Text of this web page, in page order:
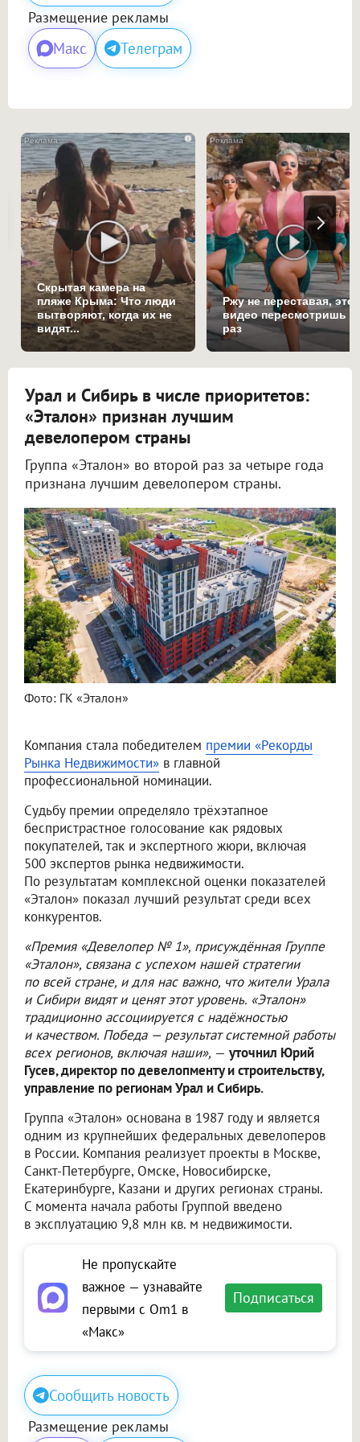
Размещение рекламы
Макс Телеграм
i
Скрытая камера на
пляже Крыма: Что люди
вытворяют, когда их не
видят...
Ржу не переставая, это
видео пересмотришь
раз
Урал и Сибирь в числе приоритетов:
«Эталон» признан лучшим
девелопером страны
Группа «Эталон» во второй раз за четыре года
признана лучшим девелопером страны.
Фото: ГК «Эталон»
Компания стала победителем премии «Рекорды
Рынка Недвижимости» в главной
профессиональной номинации.
Судьбу премии определяло трёхэтапное
беспристрастное голосование как рядовых
покупателей, так и экспертного жюри, включая
500 экспертов рынка недвижимости.
По результатам комплексной оценки показателей
«Эталон» показал лучший результат среди всех
конкурентов.
«Премия «Девелопер № 1», присуждённая Группе
«Эталон», связана с успехом нашей стратегии
по всей стране, и для нас важно, что жители Урала
и Сибири видят и ценят этот уровень. «Эталон»
традиционно ассоциируется с надёжностью
и качеством. Победа — результат системной работы
всех регионов, включая наши», — уточнил Юрий
Гусев, директор по девелопменту и строительству,
управление по регионам Урал и Сибирь.
Группа «Эталон» основана в 1987 году и является
одним из крупнейших федеральных девелоперов
в России. Компания реализует проекты в Москве,
Санкт-Петербурге, Омске, Новосибирске,
Екатеринбурге, Казани и других регионах страны.
С момента начала работы Группой введено
в эксплуатацию 9,8 млн кв. м недвижимости.
Не пропускайте
важное — узнавайте
первыми с Om1 в
«Макс»
Подписаться
Сообщить новость
Размещение рекламы